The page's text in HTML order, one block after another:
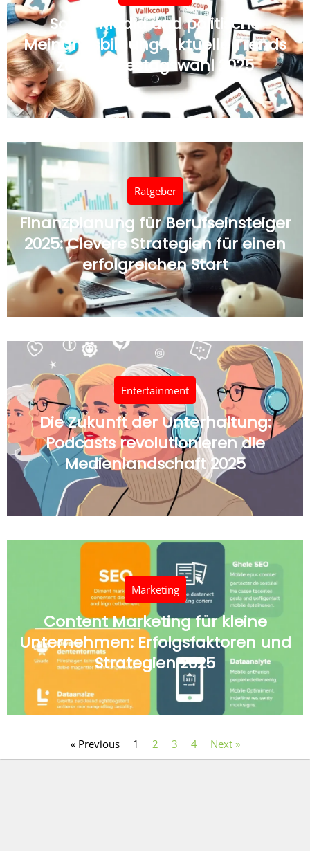
Social Media und politische
Meinungsbildung: Aktuelle Trends
zur Bundestagswahl 2025
Ratgeber
Finanzplanung für Berufseinsteiger
2025: Clevere Strategien für einen
erfolgreichen Start
Entertainment
Die Zukunft der Unterhaltung:
Podcasts revolutionieren die
Medienlandschaft 2025
Marketing
Content Marketing für kleine
Unternehmen: Erfolgsfaktoren und
Strategien 2025
« Previous 1 2 3 4 Next »